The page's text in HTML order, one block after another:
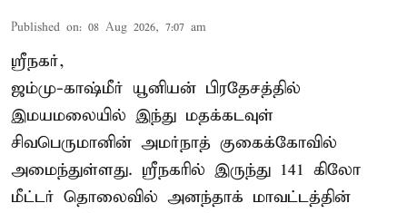
Published on: 08 Aug 2026, 7:07 am
ஸ்ரீநகர்,
ஜம்மு-காஷ்மீர் யூனியன் பிரதேசத்தில்
இமயமலையில் இந்து மதக்கடவுள்
சிவபெருமானின் அமர்நாத் குகைக்கோவில்
அமைந்துள்ளது. ஸ்ரீநகரில் இருந்து 141 கிலோ
மீட்டர் தொலைவில் அனந்தாக் மாவட்டத்தின்